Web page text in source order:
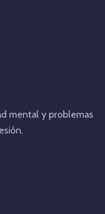
mental y problemas